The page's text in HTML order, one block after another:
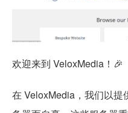
欢迎来到 VeloxMedia！🎉
在 VeloxMedia，我们以提